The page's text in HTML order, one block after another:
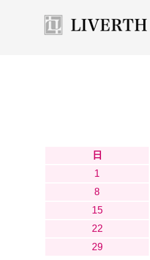
日
1
8
15
22
29